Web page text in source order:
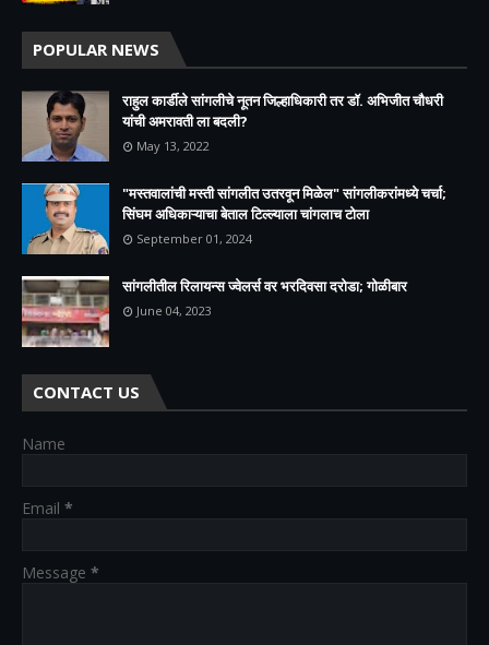
POPULAR NEWS
राहुल कार्डीले सांगलीचे नूतन जिल्हाधिकारी तर डॉ. अभिजीत चौधरी
यांची अमरावती ला बदली?
May 13, 2022
"मस्तवालांची मस्ती सांगलीत उतरवून मिळेल" सांगलीकरांमध्ये चर्चा;
सिंघम अधिकाऱ्याचा बेताल टिल्ल्याला चांगलाच टोला
September 01, 2024
सांगलीतील रिलायन्स ज्वेलर्स वर भरदिवसा दरोडा; गोळीबार
June 04, 2023
CONTACT US
Name
Email *
Message *